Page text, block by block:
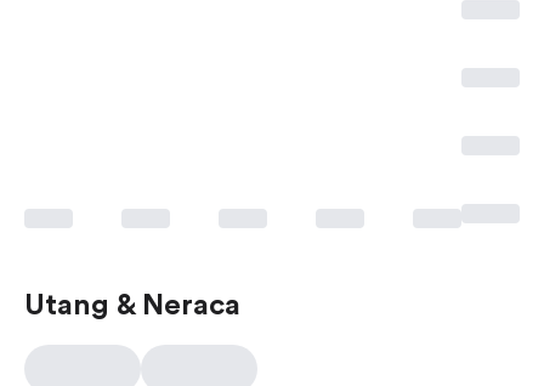
Utang & Neraca